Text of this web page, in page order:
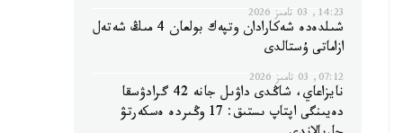
14:23, 03 تامىز 2026
شىلدەدە شەكارادان وتپەك بولعان 4 مىڭ شەتەل
ازاماتى ۇستالدى
07:12, 03 تامىز 2026
نايزاعاي، شاڭدى داۋىل جانە 42 گرادۋسقا
دەيىنگى اپتاپ ىستىق: 17 وڭىردە ەسكەرتۋ